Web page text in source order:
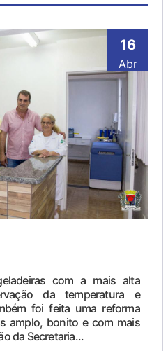
16
Abr
com a mais alta
da temperatura e
foi feita uma reforma
amplo, bonito e com mais
da Secretaria...